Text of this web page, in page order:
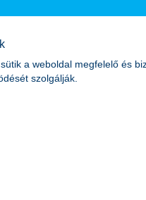
a weboldal megfelelő és
szolgálják.